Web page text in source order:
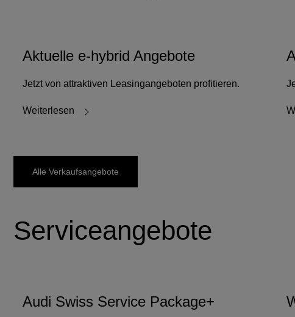
Aktuelle e-hybrid Angebote
Jetzt von attraktiven Leasingangeboten profitieren.
Weiterlesen
Alle Verkaufsangebote
Serviceangebote
Audi Swiss Service Package+